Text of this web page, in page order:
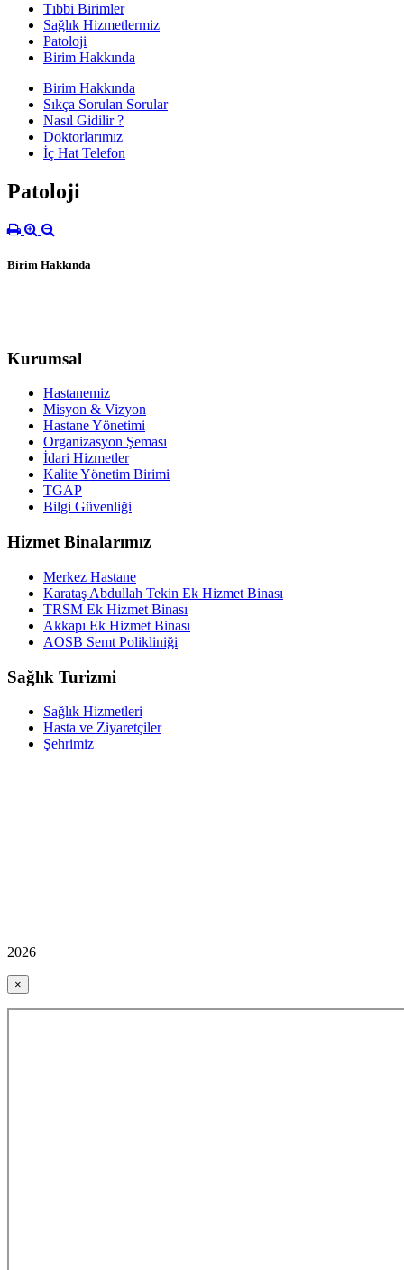
Tıbbi Birimler
Sağlık Hizmetlermiz
Patoloji
Birim Hakkında
Birim Hakkında
Sıkça Sorulan Sorular
Nasıl Gidilir ?
Doktorlarımız
İç Hat Telefon
Patoloji
Birim Hakkında
Kurumsal
Hastanemiz
Misyon & Vizyon
Hastane Yönetimi
Organizasyon Şeması
İdari Hizmetler
Kalite Yönetim Birimi
TGAP
Bilgi Güvenliği
Hizmet Binalarımız
Merkez Hastane
Karataş Abdullah Tekin Ek Hizmet Binası
TRSM Ek Hizmet Binası
Akkapı Ek Hizmet Binası
AOSB Semt Polikliniği
Sağlık Turizmi
Sağlık Hizmetleri
Hasta ve Ziyaretçiler
Şehrimiz
2026
×